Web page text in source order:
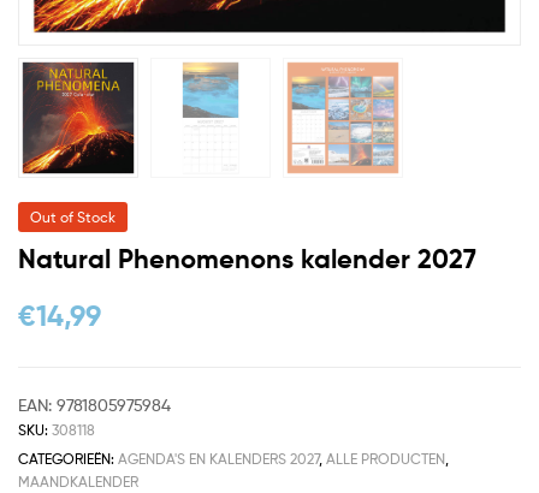
Out of Stock
Natural Phenomenons kalender 2027
€14,99
EAN: 9781805975984
SKU: 308118
CATEGORIEËN: AGENDA'S EN KALENDERS 2027, ALLE PRODUCTEN,
MAANDKALENDER